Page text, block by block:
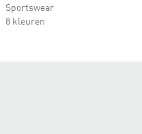
Sportswear
8 kleuren